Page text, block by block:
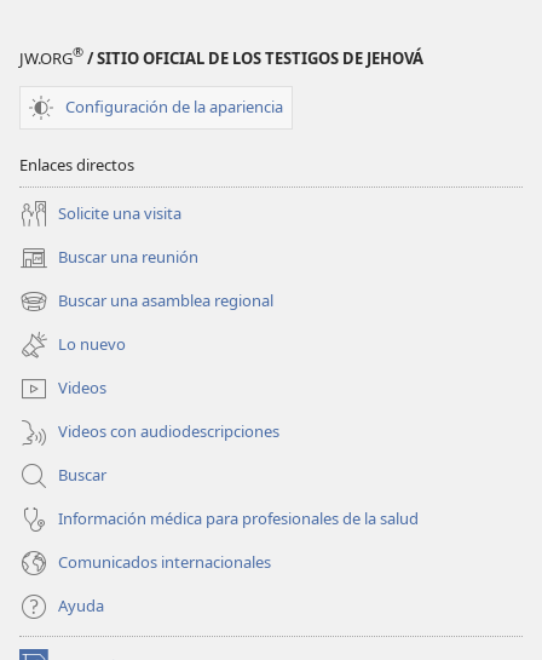
JW.ORG® / SITIO OFICIAL DE LOS TESTIGOS DE JEHOVÁ
Configuración de la apariencia
Enlaces directos
Solicite una visita
Buscar una reunión
(abre
una
nueva
ventana)
Buscar una asamblea regional
(abre
una
nueva
ventana)
Lo nuevo
Videos
Videos con audiodescripciones
Buscar
Información médica para profesionales de la salud
Comunicados internacionales
Ayuda